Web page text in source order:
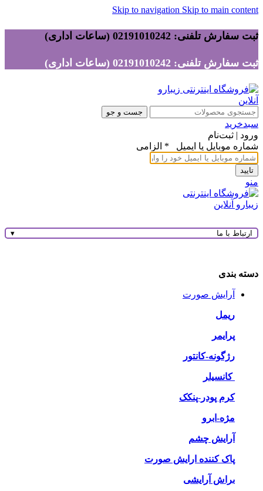
Skip to navigation Skip to main content
ثبت سفارش تلفنی: 02191010242 (ساعات اداری)
ثبت سفارش تلفنی: 02191010242 (ساعات اداری)
جست و جو
سبدخرید
ورود | ثبت‌نام
شماره موبایل یا ایمیل * الزامی
تایید
منو
ارتباط با ما ▾
دسته بندی
آرایش صورت
ریمل
پرایمر
رژگونه-کانتور
کانسیلر
کرم پودر-پنکک
مژه-ابرو
آرایش چشم
پاک کننده ارایش صورت
براش آرایشی